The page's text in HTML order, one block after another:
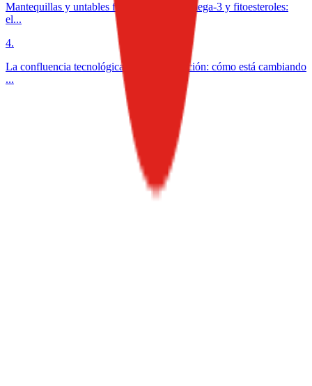
Mantequillas y untables funcionales con omega-3 y fitoesteroles:
el...
4.
La confluencia tecnológica en la alimentación: cómo está cambiando
...